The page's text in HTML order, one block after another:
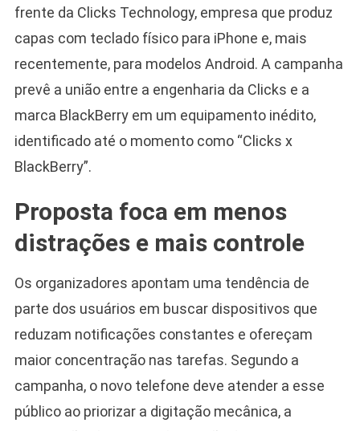
frente da Clicks Technology, empresa que produz
capas com teclado físico para iPhone e, mais
recentemente, para modelos Android. A campanha
prevê a união entre a engenharia da Clicks e a
marca BlackBerry em um equipamento inédito,
identificado até o momento como “Clicks x
BlackBerry”.
Proposta foca em menos
distrações e mais controle
Os organizadores apontam uma tendência de
parte dos usuários em buscar dispositivos que
reduzam notificações constantes e ofereçam
maior concentração nas tarefas. Segundo a
campanha, o novo telefone deve atender a esse
público ao priorizar a digitação mecânica, a